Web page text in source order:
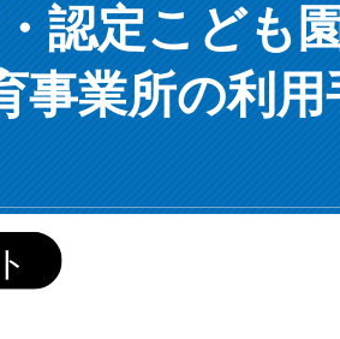
認定こども
事業所の利